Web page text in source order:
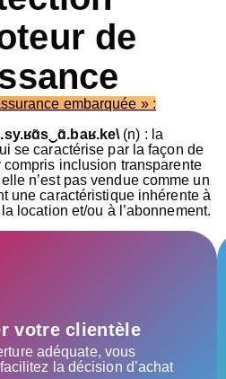
de
embarquée » :
(n) : la
se caractérise par la façon de
inclusion transparente
n’est pas vendue comme un
une caractéristique inhérente à
location et/ou à l’abonnement.
votre clientèle
adéquate, vous
la décision d’achat